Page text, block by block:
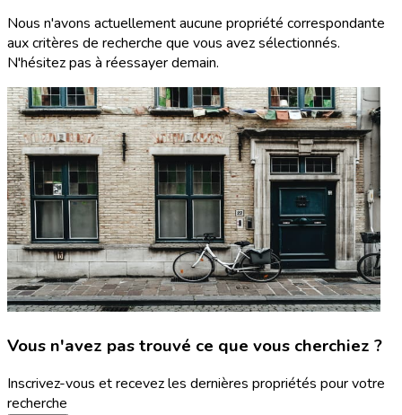
Nous n'avons actuellement aucune propriété correspondante
aux critères de recherche que vous avez sélectionnés.
N'hésitez pas à réessayer demain.
Vous n'avez pas trouvé ce que vous cherchiez ?
Inscrivez-vous et recevez les dernières propriétés pour votre
recherche